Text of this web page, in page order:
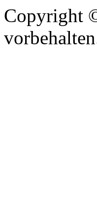
Copyright